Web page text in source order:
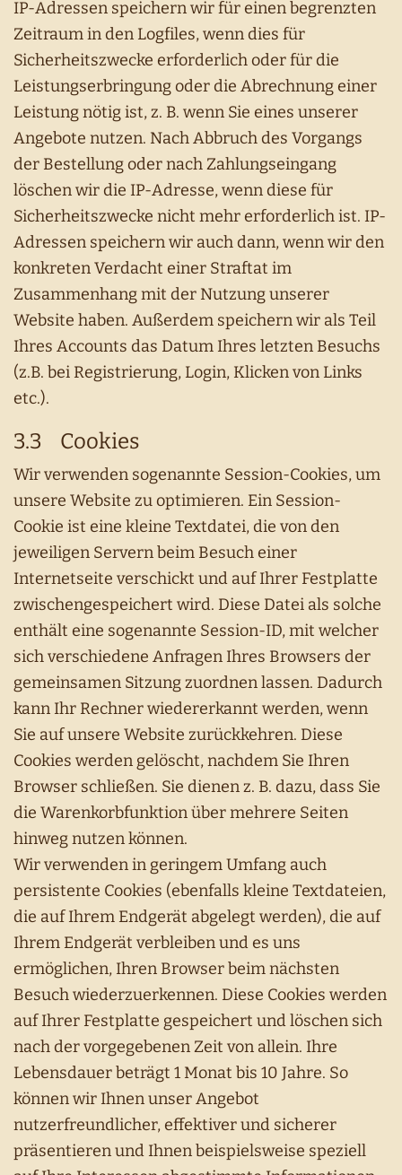
IP-Adressen speichern wir für einen begrenzten
Zeitraum in den Logfiles, wenn dies für
Sicherheitszwecke erforderlich oder für die
Leistungserbringung oder die Abrechnung einer
Leistung nötig ist, z. B. wenn Sie eines unserer
Angebote nutzen. Nach Abbruch des Vorgangs
der Bestellung oder nach Zahlungseingang
löschen wir die IP-Adresse, wenn diese für
Sicherheitszwecke nicht mehr erforderlich ist. IP-
Adressen speichern wir auch dann, wenn wir den
konkreten Verdacht einer Straftat im
Zusammenhang mit der Nutzung unserer
Website haben. Außerdem speichern wir als Teil
Ihres Accounts das Datum Ihres letzten Besuchs
(z.B. bei Registrierung, Login, Klicken von Links
etc.).
3.3 Cookies
Wir verwenden sogenannte Session-Cookies, um
unsere Website zu optimieren. Ein Session-
Cookie ist eine kleine Textdatei, die von den
jeweiligen Servern beim Besuch einer
Internetseite verschickt und auf Ihrer Festplatte
zwischengespeichert wird. Diese Datei als solche
enthält eine sogenannte Session-ID, mit welcher
sich verschiedene Anfragen Ihres Browsers der
gemeinsamen Sitzung zuordnen lassen. Dadurch
kann Ihr Rechner wiedererkannt werden, wenn
Sie auf unsere Website zurückkehren. Diese
Cookies werden gelöscht, nachdem Sie Ihren
Browser schließen. Sie dienen z. B. dazu, dass Sie
die Warenkorbfunktion über mehrere Seiten
hinweg nutzen können.
Wir verwenden in geringem Umfang auch
persistente Cookies (ebenfalls kleine Textdateien,
die auf Ihrem Endgerät abgelegt werden), die auf
Ihrem Endgerät verbleiben und es uns
ermöglichen, Ihren Browser beim nächsten
Besuch wiederzuerkennen. Diese Cookies werden
auf Ihrer Festplatte gespeichert und löschen sich
nach der vorgegebenen Zeit von allein. Ihre
Lebensdauer beträgt 1 Monat bis 10 Jahre. So
können wir Ihnen unser Angebot
nutzerfreundlicher, effektiver und sicherer
präsentieren und Ihnen beispielsweise speziell